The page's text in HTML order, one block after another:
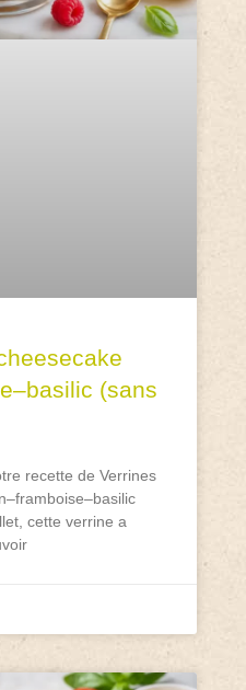
(sans
recette de Verrines
cette verrine a